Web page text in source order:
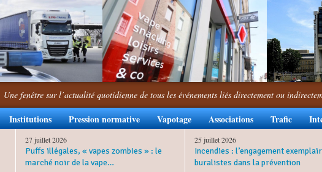
Une fenêtre sur l’actualité quotidienne de tous les événements liés directement ou
Institutions Pression normative Vapotage Associations Trafic
27 juillet 2026
Puffs illégales, « vapes zombies » : le
marché noir de la vape…
25 juillet 2026
Incendies : l’engagement
buralistes dans la prévention